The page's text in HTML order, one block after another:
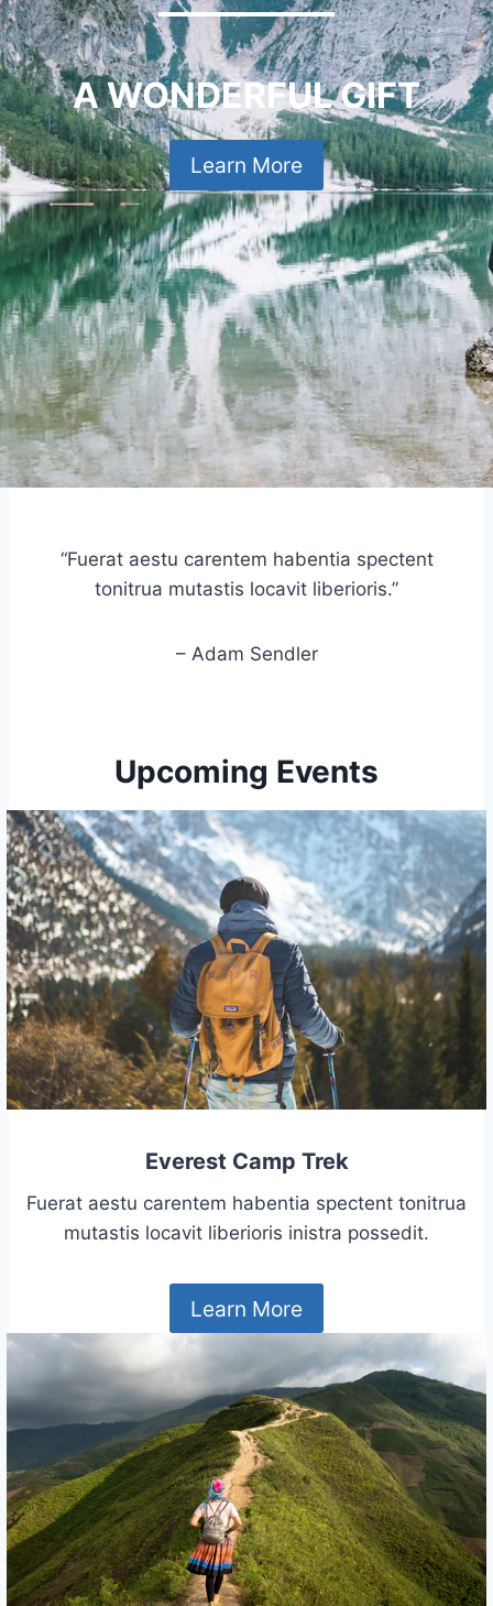
A WONDERFUL GIFT
Learn More
“Fuerat aestu carentem habentia spectent
tonitrua mutastis locavit liberioris.”
– Adam Sendler
Upcoming Events
Everest Camp Trek
Fuerat aestu carentem habentia spectent tonitrua
mutastis locavit liberioris inistra possedit.
Learn More